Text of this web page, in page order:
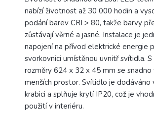
nabízí životnost až 30 000 hodin a
podání barev CRI > 80, takže barvy
zůstávají věrné a jasné. Instalace je
napojení na přívod elektrické energie
svorkovnici umístěnou uvnitř svítidla.
rozměry 624 x 32 x 45 mm se snadno
menších prostor. Svítidlo je dodáváno
krabici a splňuje krytí IP20, což je
použití v interiéru.